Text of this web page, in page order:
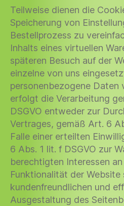
Teilweise dienen die
Speicherung von
Bestellprozess zu
Inhalts eines virtuellen
späteren Besuch auf der
einzelne von uns
personenbezogene Daten
erfolgt die Verarbeitung
DSGVO entweder zur
Vertrages, gemäß Art. 6
Falle einer erteilten
6 Abs. 1 lit. f DSGVO zur
berechtigten Interessen
Funktionalität der Website
kundenfreundlichen und
Ausgestaltung des